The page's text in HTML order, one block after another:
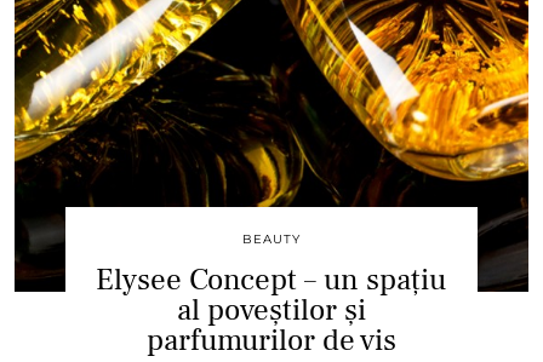
BEAUTY
Elysee Concept – un spațiu
al poveștilor și
parfumurilor de vis